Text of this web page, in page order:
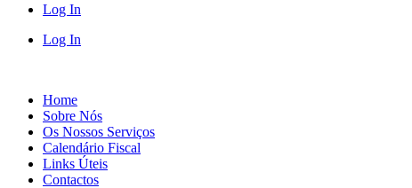
Log In
Log In
Home
Sobre Nós
Os Nossos Serviços
Calendário Fiscal
Links Úteis
Contactos